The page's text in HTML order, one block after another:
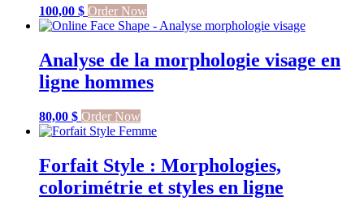
100,00 $ Order Now
Analyse de la morphologie visage en
ligne hommes
80,00 $ Order Now
Forfait Style : Morphologies,
colorimétrie et styles en ligne